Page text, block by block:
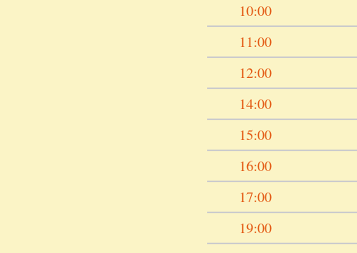
10:00
11:00
12:00
14:00
15:00
16:00
17:00
19:00